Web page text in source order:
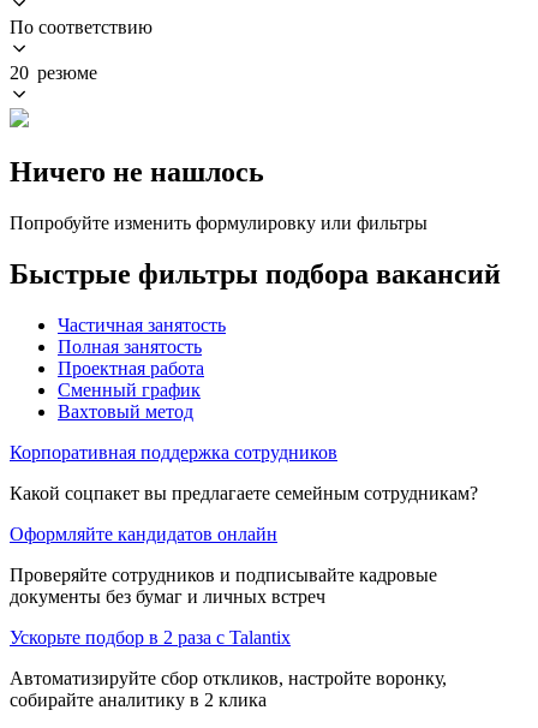
По соответствию
20 резюме
Ничего не нашлось
Попробуйте изменить формулировку или фильтры
Быстрые фильтры подбора вакансий
Частичная занятость
Полная занятость
Проектная работа
Сменный график
Вахтовый метод
Корпоративная поддержка сотрудников
Какой соцпакет вы предлагаете семейным сотрудникам?
Оформляйте кандидатов онлайн
Проверяйте сотрудников и подписывайте кадровые
документы без бумаг и личных встреч
Ускорьте подбор в 2 раза с Talantix
Автоматизируйте сбор откликов, настройте воронку,
собирайте аналитику в 2 клика